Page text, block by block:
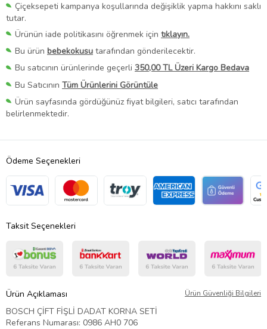
Çiçeksepeti kampanya koşullarında değişiklik yapma hakkını saklı
tutar.
Ürünün iade politikasını öğrenmek için tıklayın.
Bu ürün bebekokusu tarafından gönderilecektir.
Bu satıcının ürünlerinde geçerli 350,00 TL Üzeri Kargo Bedava
Bu Satıcının Tüm Ürünlerini Görüntüle
Ürün sayfasında gördüğünüz fiyat bilgileri, satıcı tarafından
belirlenmektedir.
Ödeme Seçenekleri
Taksit Seçenekleri
Ürün Açıklaması Ürün Güvenliği Bilgileri
BOSCH ÇİFT FİŞLİ DADAT KORNA SETİ
Referans Numarası: 0986 AH0 706